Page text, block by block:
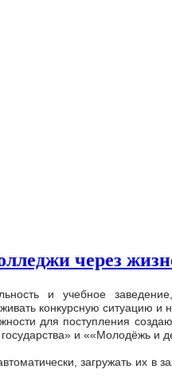
через
и учебное
конкурсную
для поступления
и ««Молодёжь и
загружать их